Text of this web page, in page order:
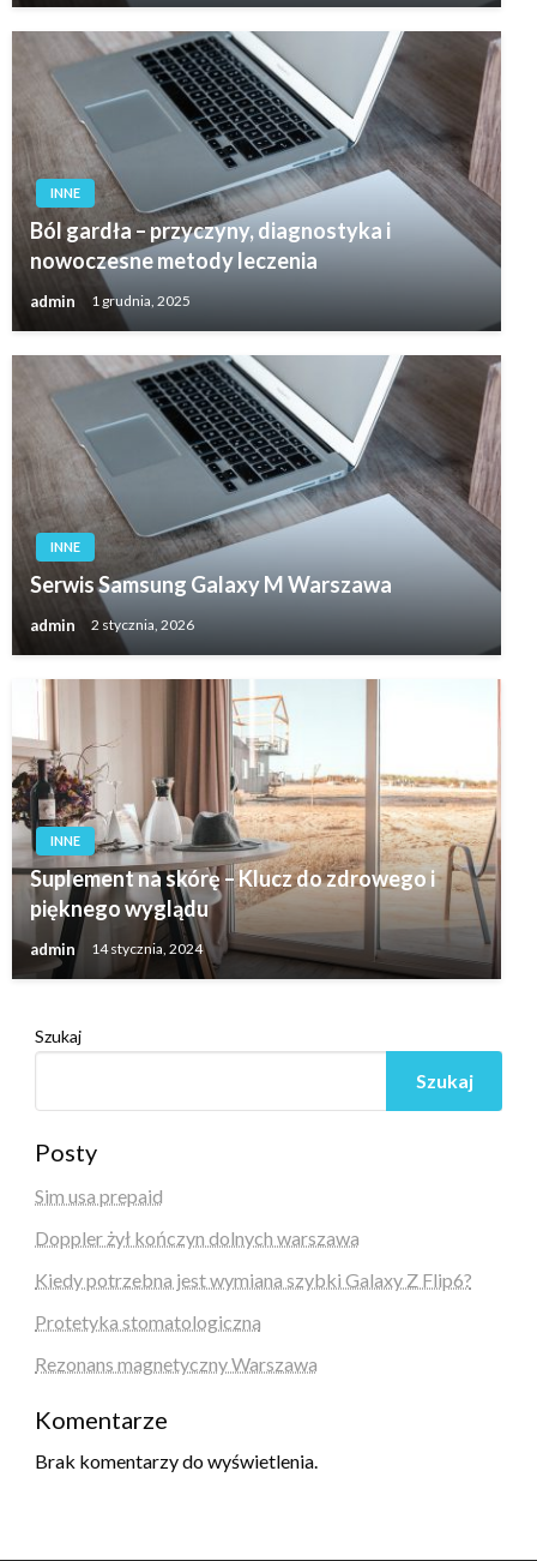
INNE
Ból gardła – przyczyny, diagnostyka i
nowoczesne metody leczenia
admin 1 grudnia, 2025
INNE
Serwis Samsung Galaxy M Warszawa
admin 2 stycznia, 2026
INNE
Suplement na skórę – Klucz do zdrowego i
pięknego wyglądu
admin 14 stycznia, 2024
Szukaj
Szukaj
Posty
Sim usa prepaid
Doppler żył kończyn dolnych warszawa
Kiedy potrzebna jest wymiana szybki Galaxy Z Flip6?
Protetyka stomatologiczna
Rezonans magnetyczny Warszawa
Komentarze
Brak komentarzy do wyświetlenia.